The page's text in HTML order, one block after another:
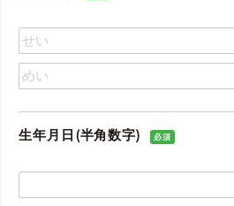
生年月日(半角数字) 必須